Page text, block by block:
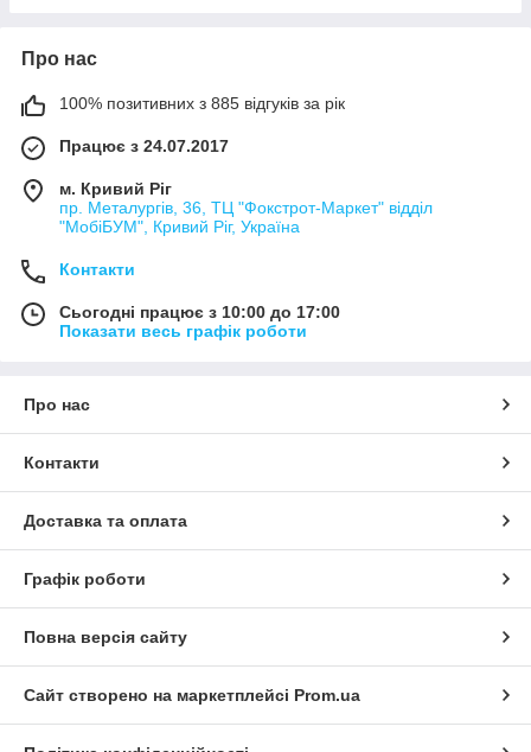
Про нас
100% позитивних з 885 відгуків за рік
Працює з 24.07.2017
м. Кривий Ріг
пр. Металургів, 36, ТЦ "Фокстрот-Маркет" відділ
"МобіБУМ", Кривий Ріг, Україна
Контакти
Сьогодні працює з 10:00 до 17:00
Показати весь графік роботи
Про нас
Контакти
Доставка та оплата
Графік роботи
Повна версія сайту
Сайт створено на маркетплейсі Prom.ua